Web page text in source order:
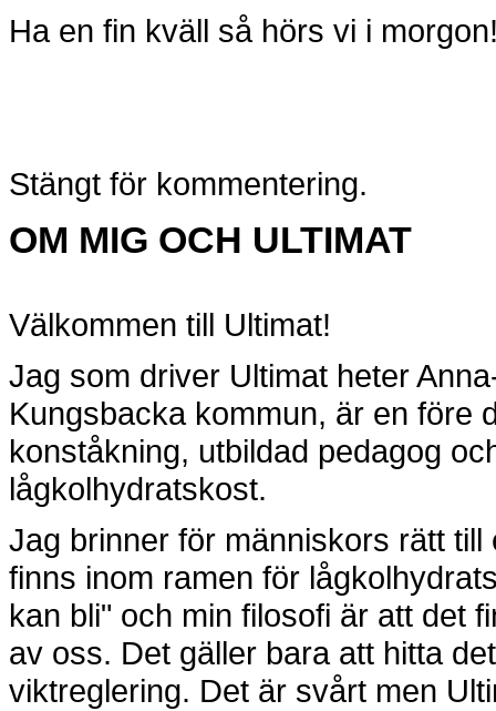
Ha en fin kväll så hörs vi i
Stängt för kommentering.
OM MIG OCH ULTIMAT
Välkommen till Ultimat!
Jag som driver Ultimat heter
Kungsbacka kommun, är en före
konståkning, utbildad pedagog
lågkolhydratskost.
Jag brinner för människors rätt
finns inom ramen för
kan bli" och min filosofi är att det
av oss. Det gäller bara att hitta
viktreglering. Det är svårt men